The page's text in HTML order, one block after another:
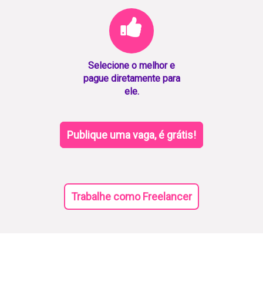
Selecione o melhor e
pague diretamente para
ele.
Publique uma vaga, é grátis!
Trabalhe como Freelancer